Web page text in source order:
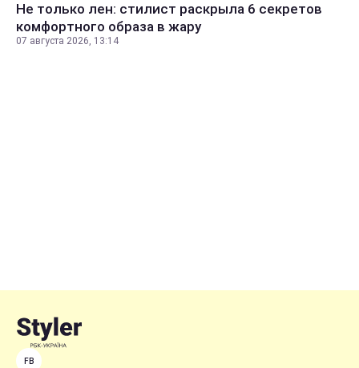
Не только лен: стилист раскрыла 6 секретов
комфортного образа в жару
07 августа 2026, 13:14
FB